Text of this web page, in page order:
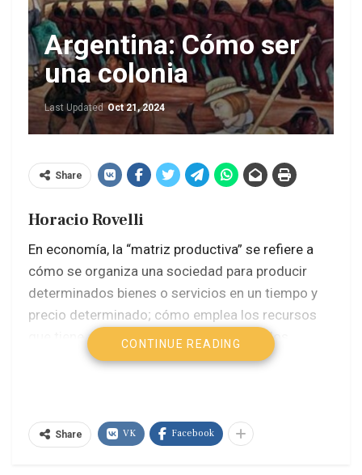
Argentina: Cómo ser
una colonia
Last UpdatedOct 21, 2024
Share
Horacio Rovelli
En economía, la “matriz productiva” se refiere a
cómo se organiza una sociedad para producir
determinados bienes o servicios en un tiempo y
precio determinado; cómo emplea los recursos
que tiene a su disposición (o desarrolla los
inexistentes) para generar procesos de
mayor valor agregado, de creación de riqueza y
para el bien común, la igualdad de oportunidades
CONTINUE READING
Share VK Facebook